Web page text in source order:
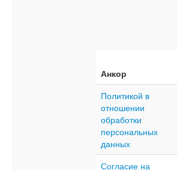
Анкор
Политикой в
отношении
обработки
персональных
данных
Согласие на